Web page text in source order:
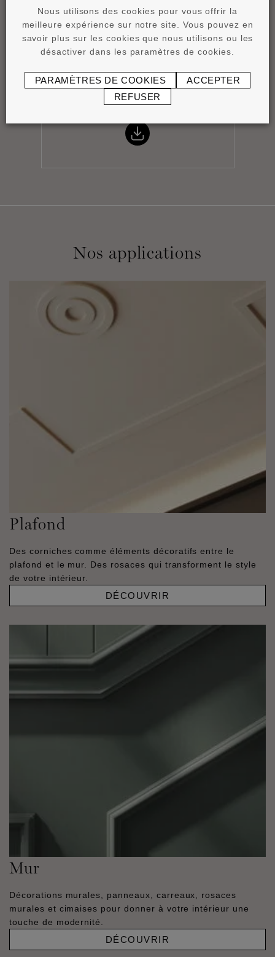
pdf 4,15 MB
Atmospheres Vol. 2
Nos applications
Plafond
Des corniches comme éléments décoratifs entre le
plafond et le mur. Des rosaces qui transforment le style
de votre intérieur.
DÉCOUVRIR
Mur
Décorations murales, panneaux, carreaux, rosaces
murales et cimaises pour donner à votre intérieur une
touche de modernité.
DÉCOUVRIR
Nous utilisons des cookies pour vous offrir la
meilleure expérience sur notre site. Vous pouvez en
savoir plus sur les cookies que nous utilisons ou les
désactiver dans les paramètres de cookies.
PARAMÈTRES DE COOKIES
ACCEPTER
REFUSER